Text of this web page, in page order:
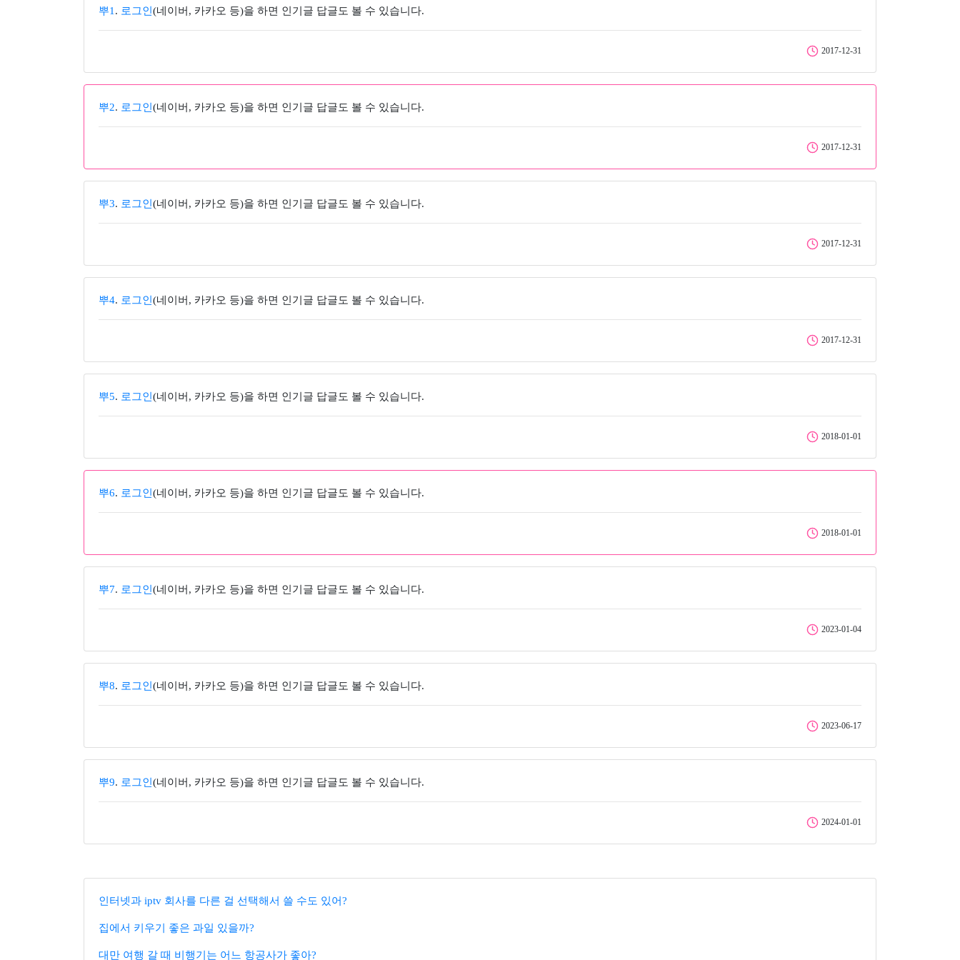
뿌1 . 로그인 (네이버, 카카오 등)을 하면 인기글 답글도 볼 수 있습니다.
2017-12-31
뿌2. 로그인 (네이버, 카카오 등)을 하면 인기글 답글도 볼 수 있습니다.
2017-12-31
뿌3. 로그인 (네이버, 카카오 등)을 하면 인기글 답글도 볼 수 있습니다.
2017-12-31
뿌4. 로그인 (네이버, 카카오 등)을 하면 인기글 답글도 볼 수 있습니다.
2017-12-31
뿌5. 로그인 (네이버, 카카오 등)을 하면 인기글 답글도 볼 수 있습니다.
2018-01-01
뿌6. 로그인 (네이버, 카카오 등)을 하면 인기글 답글도 볼 수 있습니다.
2018-01-01
뿌7. 로그인 (네이버, 카카오 등)을 하면 인기글 답글도 볼 수 있습니다.
2023-01-04
뿌8. 로그인 (네이버, 카카오 등)을 하면 인기글 답글도 볼 수 있습니다.
2023-06-17
뿌9. 로그인 (네이버, 카카오 등)을 하면 인기글 답글도 볼 수 있습니다.
2024-01-01
인터넷과 iptv 회사를 다른 걸 선택해서 쓸 수도 있어?
집에서 키우기 좋은 과일 있을까?
대만 여행 갈 때 비행기는 어느 항공사가 좋아?